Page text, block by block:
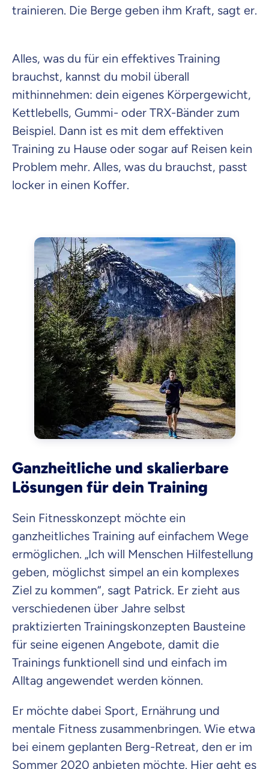
trainieren. Die Berge geben ihm Kraft, sagt er.
Alles, was du für ein effektives Training
brauchst, kannst du mobil überall
mithinnehmen: dein eigenes Körpergewicht,
Kettlebells, Gummi- oder TRX-Bänder zum
Beispiel. Dann ist es mit dem effektiven
Training zu Hause oder sogar auf Reisen kein
Problem mehr. Alles, was du brauchst, passt
locker in einen Koffer.
Ganzheitliche und skalierbare
Lösungen für dein Training
Sein Fitnesskonzept möchte ein
ganzheitliches Training auf einfachem Wege
ermöglichen. „Ich will Menschen Hilfestellung
geben, möglichst simpel an ein komplexes
Ziel zu kommen“, sagt Patrick. Er zieht aus
verschiedenen über Jahre selbst
praktizierten Trainingskonzepten Bausteine
für seine eigenen Angebote, damit die
Trainings funktionell sind und einfach im
Alltag angewendet werden können.
Er möchte dabei Sport, Ernährung und
mentale Fitness zusammenbringen. Wie etwa
bei einem geplanten Berg-Retreat, den er im
Sommer 2020 anbieten möchte. Hier geht es